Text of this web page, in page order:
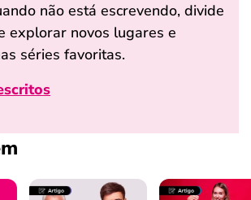
não está escrevendo, divide
explorar novos lugares e
séries favoritas.